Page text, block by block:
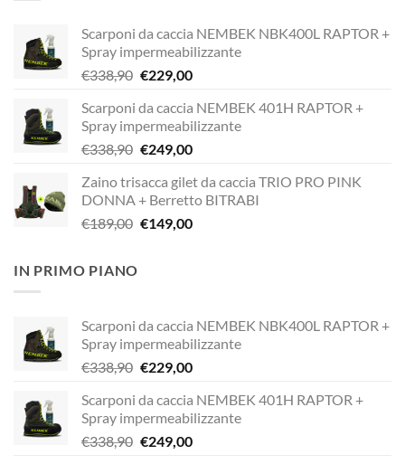
Scarponi da caccia NEMBEK NBK400L RAPTOR +
Spray impermeabilizzante
€338,90 Il
originale
era:
€338,90.
€229,00Il
attuale
è:
€229,00.
Scarponi da caccia NEMBEK 401H RAPTOR +
Spray impermeabilizzante
€338,90 Il
originale
era:
€338,90.
€249,00Il
attuale
è:
€249,00.
Zaino trisacca gilet da caccia TRIO PRO PINK
DONNA + Berretto BITRABI
€189,00 Il
€149,00Il
IN PRIMO PIANO
Scarponi da caccia NEMBEK NBK400L RAPTOR +
Spray impermeabilizzante
€338,90 Il
originale
era:
€338,90.
€229,00Il
attuale
è:
€229,00.
Scarponi da caccia NEMBEK 401H RAPTOR +
Spray impermeabilizzante
€338,90 Il
€249,00Il